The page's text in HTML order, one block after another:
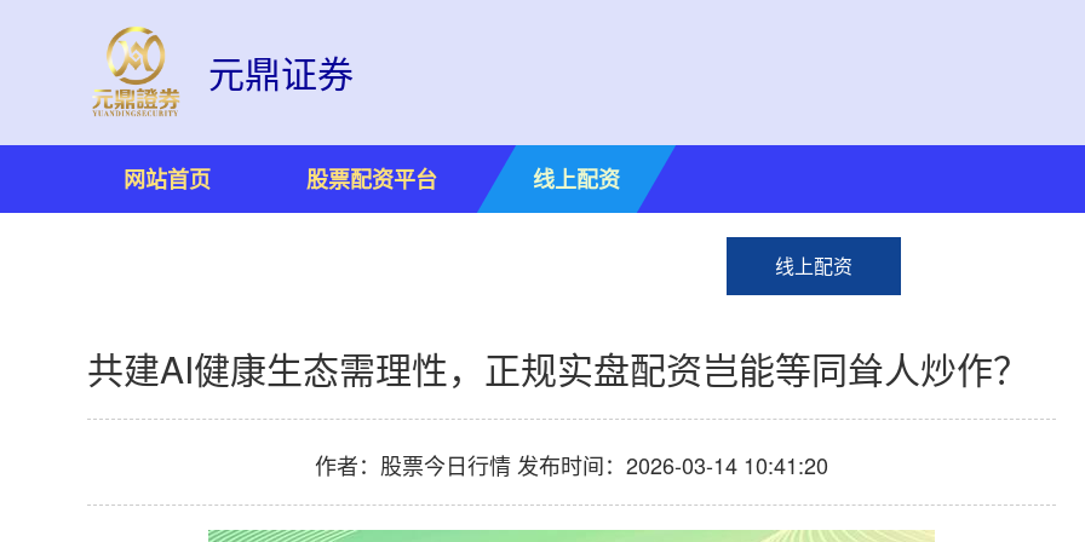
元鼎证券
网站首页 股票配资平台 线上配资
线上配资
共建AI健康生态需理性，正规实盘配资岂能等同耸人炒作？
作者：股票今日行情 发布时间：2026-03-14 10:41:20